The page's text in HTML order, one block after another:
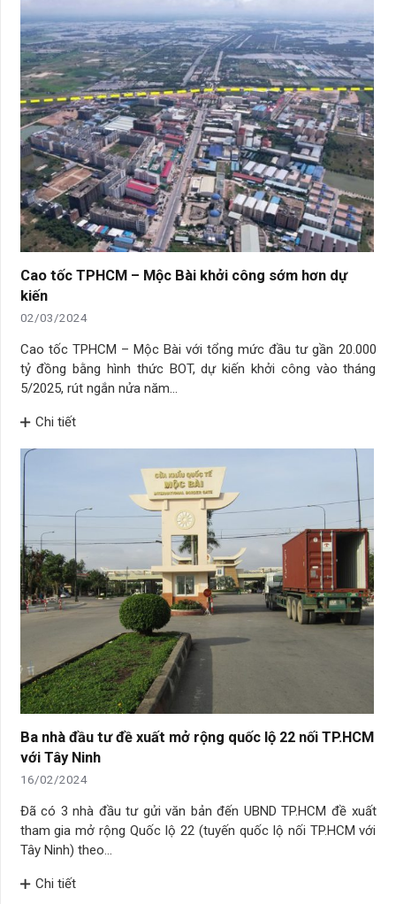
Cao tốc TPHCM – Mộc Bài khởi công sớm hơn dự
kiến
02/03/2024
Cao tốc TPHCM – Mộc Bài với tổng mức đầu tư gần 20.000
tỷ đồng bằng hình thức BOT, dự kiến khởi công vào tháng
5/2025, rút ngắn nửa năm…
Chi tiết
Ba nhà đầu tư đề xuất mở rộng quốc lộ 22 nối TP.HCM
với Tây Ninh
16/02/2024
Đã có 3 nhà đầu tư gửi văn bản đến UBND TP.HCM đề xuất
tham gia mở rộng Quốc lộ 22 (tuyến quốc lộ nối TP.HCM với
Tây Ninh) theo…
Chi tiết